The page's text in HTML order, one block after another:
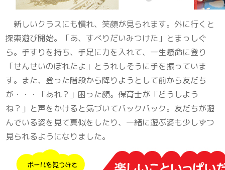
新しいクラスにも慣れ、笑顔が見られます。外に行くと
探索遊び開始。「あ、すべりだいみつけた」とまっしぐ
ら。手すりを持ち、手足に力を入れて、一生懸命に登り
「せんせいのぼれたよ」とうれしそうに手を振っていま
す。また、登った階段から降りようとして前から友だち
が・・・「あれ？」困った顔。保育士が「どうしよう
ね？」と声をかけると気づいてバックバック。友だちが遊
んでいる姿を見て真似をしたり、一緒に遊ぶ姿も少しずつ
見られるようになりました。